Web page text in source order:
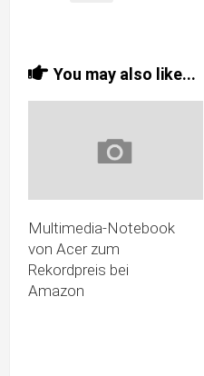
You may also like...
Multimedia-Notebook
von Acer zum
Rekordpreis bei
Amazon